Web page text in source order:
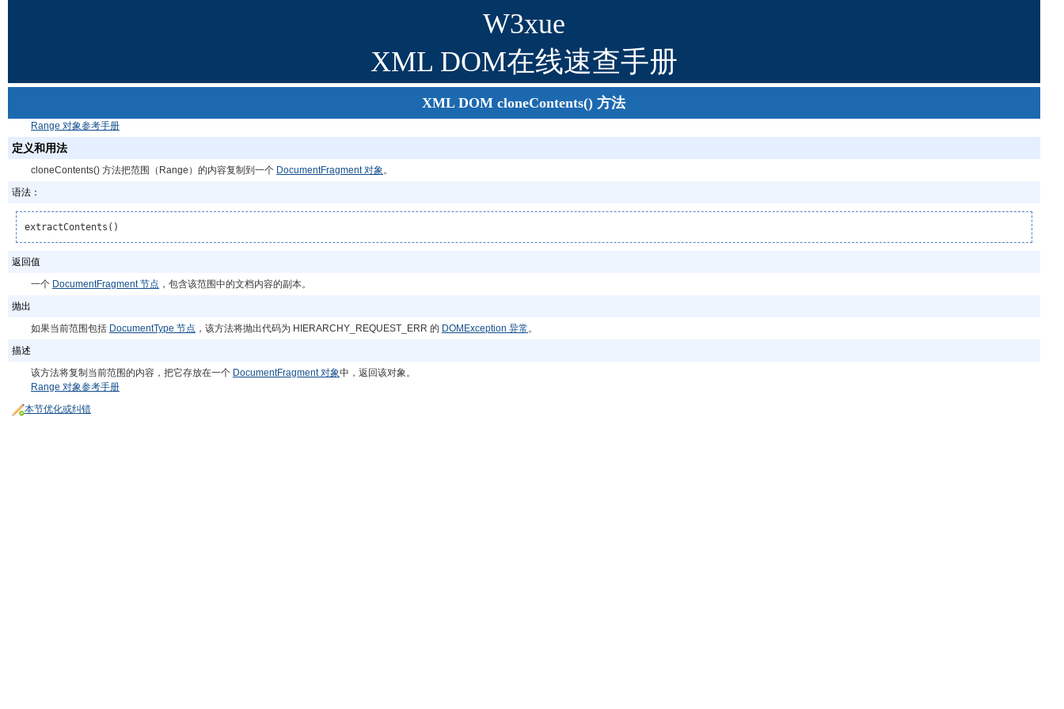
W3xue
XML DOM在线速查手册
XML DOM cloneContents() 方法
Range 对象参考手册
定义和用法
cloneContents() 方法把范围（Range）的内容复制到一个 DocumentFragment 对象。
语法：
extractContents()
返回值
一个 DocumentFragment 节点 ，包含该范围中的文档内容的副本。
抛出
如果当前范围包括 DocumentType 节点 ，该方法将抛出代码为 HIERARCHY_REQUEST_ERR 的 DOMException 异常。
描述
该方法将复制当前范围的内容，把它存放在一个 DocumentFragment 对象中，返回该对象。
Range 对象参考手册
本节优化或纠错